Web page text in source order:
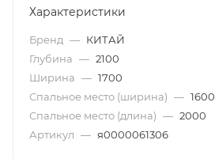
Характеристики
Бренд — КИТАЙ
Глубина — 2100
Ширина — 1700
Спальное место (ширина) — 1600
Спальное место (длина) — 2000
Артикул — я0000061306